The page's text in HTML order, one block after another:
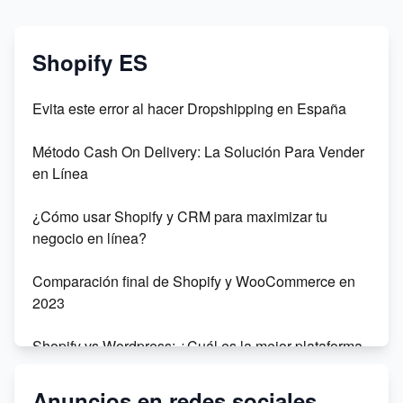
Shopify ES
Evita este error al hacer Dropshipping en España
Método Cash On Delivery: La Solución Para Vender
en Línea
¿Cómo usar Shopify y CRM para maximizar tu
negocio en línea?
Comparación final de Shopify y WooCommerce en
2023
Shopify vs Wordpress: ¿Cuál es la mejor plataforma